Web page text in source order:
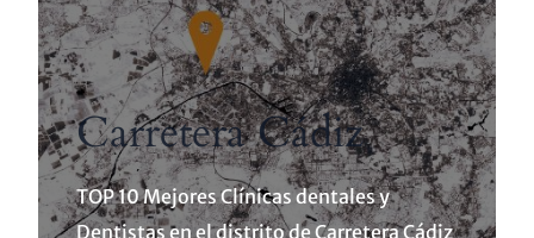
Carretera Cádiz
TOP 10 Mejores Clínicas dentales y
Dentistas en el distrito de Carretera Cádiz